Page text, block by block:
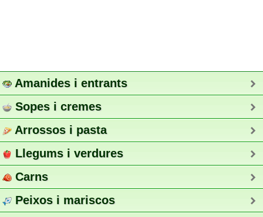
Amanides i entrants
Sopes i cremes
Arrossos i pasta
Llegums i verdures
Carns
Peixos i mariscos